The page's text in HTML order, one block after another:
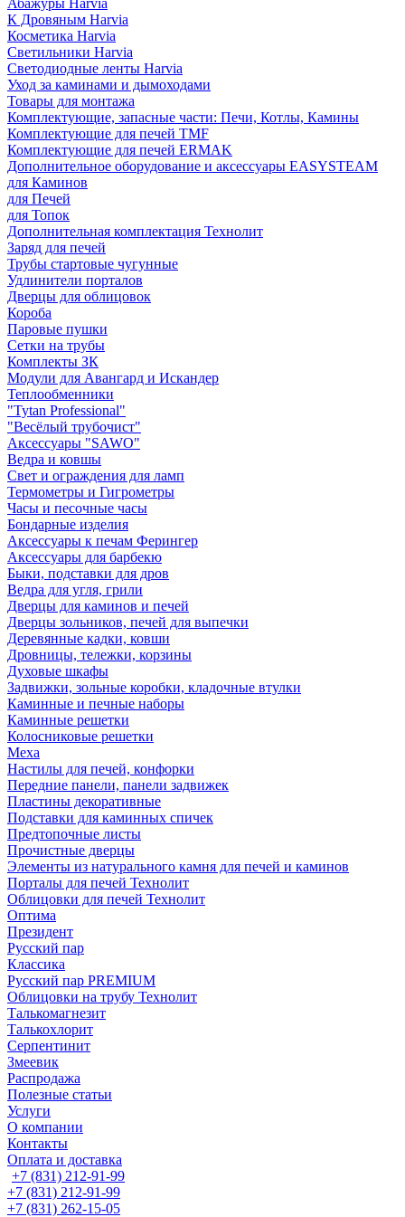
Абажуры Harvia
К Дровяным Harvia
Косметика Harvia
Светильники Harvia
Светодиодные ленты Harvia
Уход за каминами и дымоходами
Товары для монтажа
Комплектующие, запасные части: Печи, Котлы, Камины
Комплектующие для печей TMF
Комплектующие для печей ERMAK
Дополнительное оборудование и аксессуары EASYSTEAM
для Каминов
для Печей
для Топок
Дополнительная комплектация Технолит
Заряд для печей
Трубы стартовые чугунные
Удлинители порталов
Дверцы для облицовок
Короба
Паровые пушки
Сетки на трубы
Комплекты ЗК
Модули для Авангард и Искандер
Теплообменники
"Tytan Professional"
"Весёлый трубочист"
Аксессуары "SAWO"
Ведра и ковшы
Свет и ограждения для ламп
Термометры и Гигрометры
Часы и песочные часы
Бондарные изделия
Аксессуары к печам Ферингер
Аксессуары для барбекю
Быки, подставки для дров
Ведра для угля, грили
Дверцы для каминов и печей
Дверцы зольников, печей для выпечки
Деревянные кадки, ковши
Дровницы, тележки, корзины
Духовые шкафы
Задвижки, зольные коробки, кладочные втулки
Каминные и печные наборы
Каминные решетки
Колосниковые решетки
Меха
Настилы для печей, конфорки
Передние панели, панели задвижек
Пластины декоративные
Подставки для каминных спичек
Предтопочные листы
Прочистные дверцы
Элементы из натурального камня для печей и каминов
Порталы для печей Технолит
Облицовки для печей Технолит
Оптима
Президент
Русский пар
Классика
Русский пар PREMIUM
Облицовки на трубу Технолит
Талькомагнезит
Талькохлорит
Серпентинит
Змеевик
Распродажа
Полезные статьи
Услуги
О компании
Контакты
Оплата и доставка
+7 (831) 212-91-99
+7 (831) 212-91-99
+7 (831) 262-15-05